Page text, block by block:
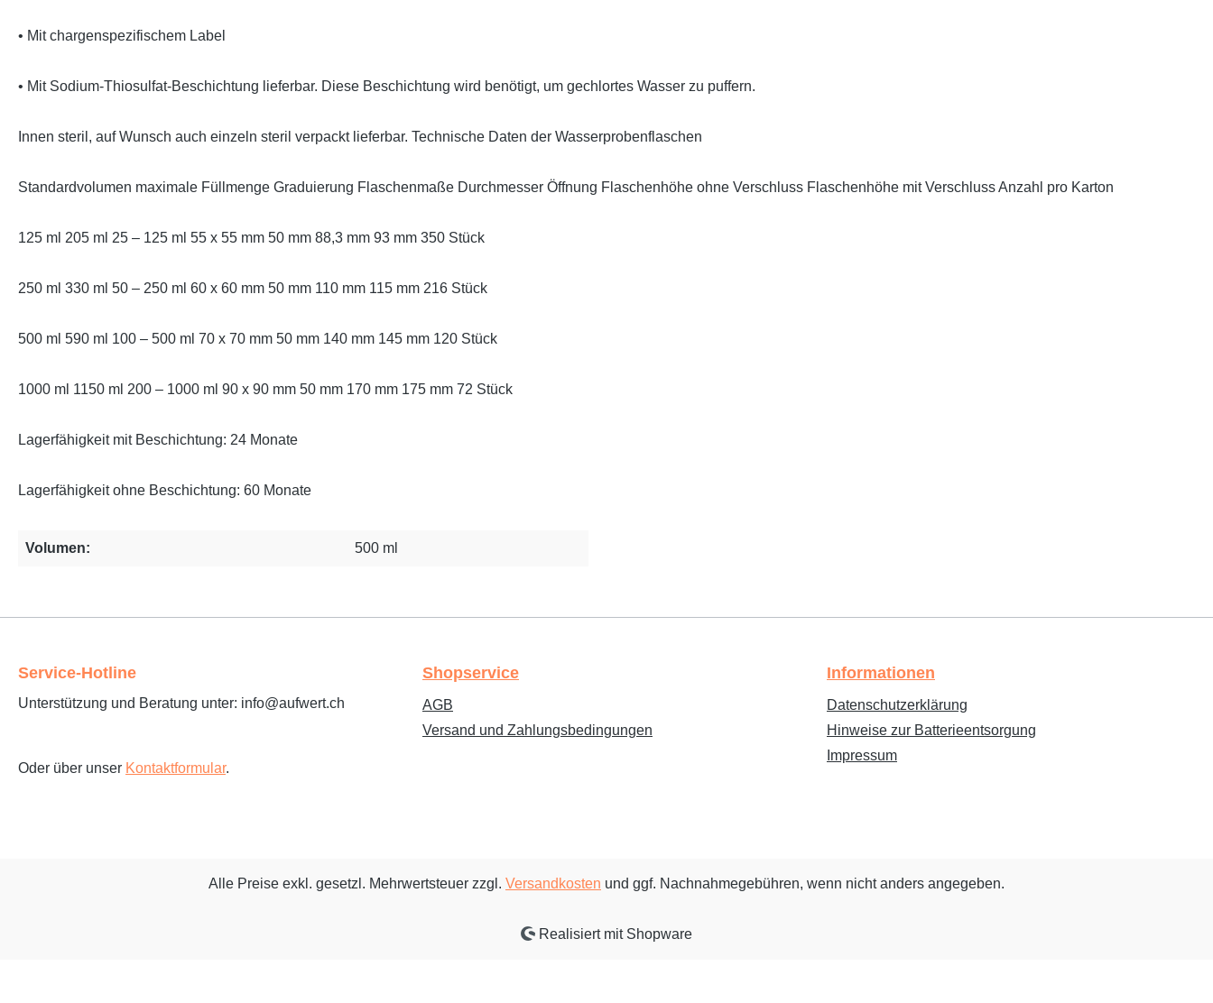
• Mit chargenspezifischem Label
• Mit Sodium-Thiosulfat-Beschichtung lieferbar. Diese Beschichtung wird benötigt, um gechlortes Wasser zu puffern.
Innen steril, auf Wunsch auch einzeln steril verpackt lieferbar. Technische Daten der Wasserprobenflaschen
Standardvolumen maximale Füllmenge Graduierung Flaschenmaße Durchmesser Öffnung Flaschenhöhe ohne Verschluss Flaschenhöhe mit Verschluss Anzahl pro Karton
125 ml 205 ml 25 – 125 ml 55 x 55 mm 50 mm 88,3 mm 93 mm 350 Stück
250 ml 330 ml 50 – 250 ml 60 x 60 mm 50 mm 110 mm 115 mm 216 Stück
500 ml 590 ml 100 – 500 ml 70 x 70 mm 50 mm 140 mm 145 mm 120 Stück
1000 ml 1150 ml 200 – 1000 ml 90 x 90 mm 50 mm 170 mm 175 mm 72 Stück
Lagerfähigkeit mit Beschichtung: 24 Monate
Lagerfähigkeit ohne Beschichtung: 60 Monate
Volumen: 500 ml
Service-Hotline
Unterstützung und Beratung unter: info@aufwert.ch
Oder über unser Kontaktformular.
Shopservice
AGB
Versand und Zahlungsbedingungen
Informationen
Datenschutzerklärung
Hinweise zur Batterieentsorgung
Impressum
Alle Preise exkl. gesetzl. Mehrwertsteuer zzgl. Versandkosten und ggf. Nachnahmegebühren, wenn nicht anders angegeben.
Realisiert mit Shopware